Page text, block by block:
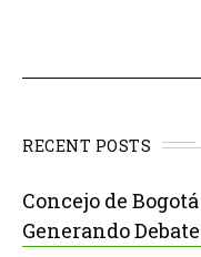
RECENT POSTS
Concejo de
Generando